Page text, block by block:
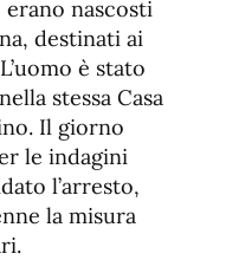
nascosti
destinati ai
è stato
stessa Casa
Il giorno
le indagini
l’arresto,
la misura